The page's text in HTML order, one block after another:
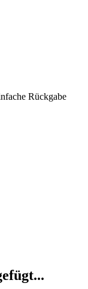
Rückgabe